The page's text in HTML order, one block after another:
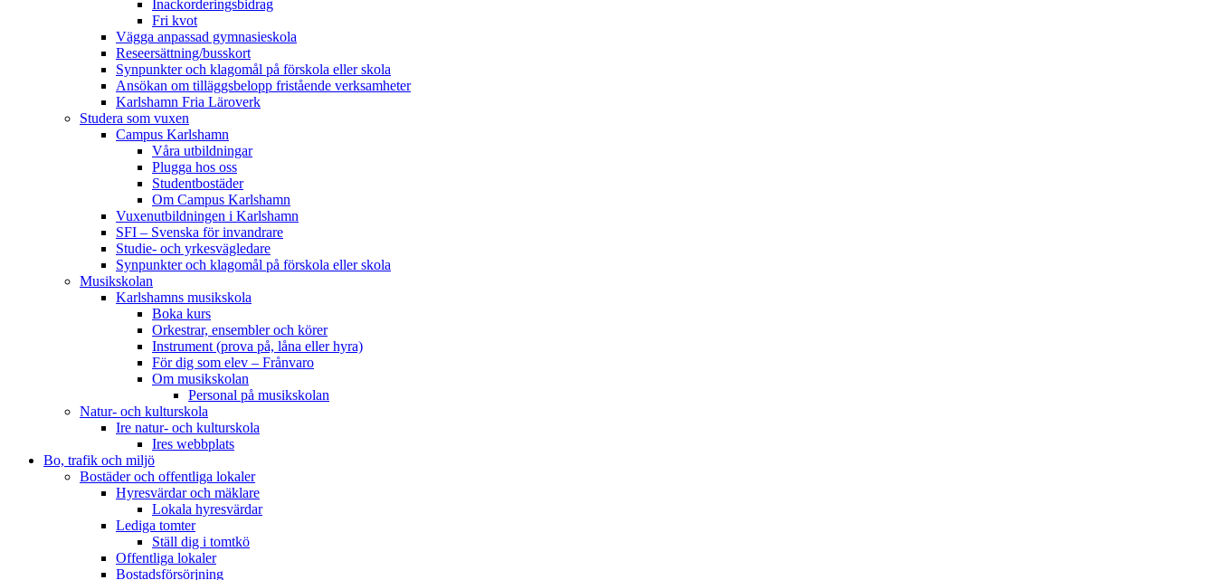
Inackorderingsbidrag
Fri kvot
Vägga anpassad gymnasieskola
Reseersättning/busskort
Synpunkter och klagomål på förskola eller skola
Ansökan om tilläggsbelopp fristående verksamheter
Karlshamn Fria Läroverk
Studera som vuxen
Campus Karlshamn
Våra utbildningar
Plugga hos oss
Studentbostäder
Om Campus Karlshamn
Vuxenutbildningen i Karlshamn
SFI – Svenska för invandrare
Studie- och yrkesvägledare
Synpunkter och klagomål på förskola eller skola
Musikskolan
Karlshamns musikskola
Boka kurs
Orkestrar, ensembler och körer
Instrument (prova på, låna eller hyra)
För dig som elev – Frånvaro
Om musikskolan
Personal på musikskolan
Natur- och kulturskola
Ire natur- och kulturskola
Ires webbplats
Bo, trafik och miljö
Bostäder och offentliga lokaler
Hyresvärdar och mäklare
Lokala hyresvärdar
Lediga tomter
Ställ dig i tomtkö
Offentliga lokaler
Bostadsförsörjning